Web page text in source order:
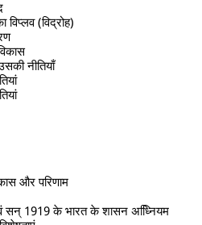
(विद्रोह)
नीतियाँ
और परिणाम
सन् 1919 के भारत के शासन अध्निियम